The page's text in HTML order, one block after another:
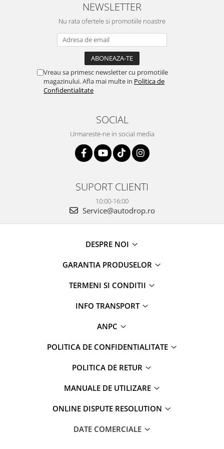
atras atentia ca nu era
conectat cablul de video de la
livrare rapidă, suport tehnic,
totul impecabil, o să revin la ei
și pentru vi...
NEWSLETTER
Nu rata ofertele si promotiile noastre
Vreau sa primesc newsletter cu promotiile
magazinului. Afla mai multe in Politica de
Confidentialitate
SOCIAL
Urmareste-ne in social media
SUPORT CLIENTI
10:00-16:00
Service@autodrop.ro
DESPRE NOI
GARANTIA PRODUSELOR
TERMENI SI CONDITII
INFO TRANSPORT
ANPC
POLITICA DE CONFIDENTIALITATE
POLITICA DE RETUR
MANUALE DE UTILIZARE
ONLINE DISPUTE RESOLUTION
DATE COMERCIALE